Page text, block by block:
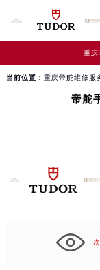
重庆
当前位置： 重庆帝舵维修服
帝舵
次